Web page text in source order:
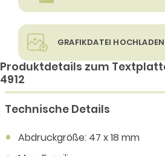
GRAFIKDATEI HOCHLADEN
Produktdetails zum
4912
Technische Details
Abdruckgröße: 47 x 18 mm